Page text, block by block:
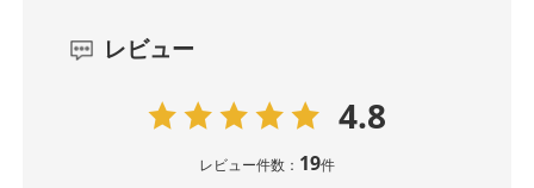
レビュー
4.8
レビュー件数： 19件